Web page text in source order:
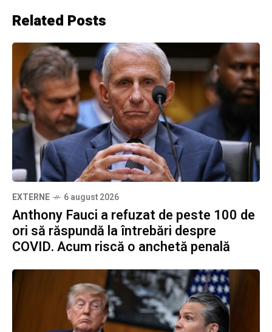
Related Posts
EXTERNE 6 august 2026
Anthony Fauci a refuzat de peste 100 de
ori să răspundă la întrebări despre
COVID. Acum riscă o anchetă penală